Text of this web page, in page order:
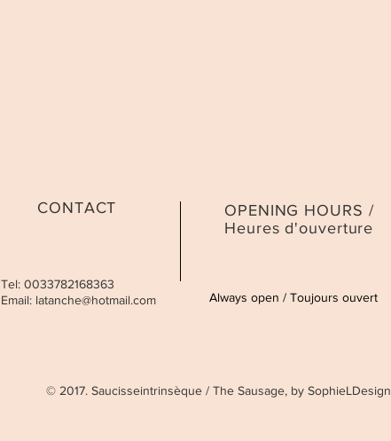
CONTACT
Tel: 0033782168363
Email: latanche@hotmail.com
OPENING HOURS /
Heures d'ouverture
Always open / Toujours ouvert
© 2017. Saucisseintrinsèque / The Sausage, by SophieLDesign